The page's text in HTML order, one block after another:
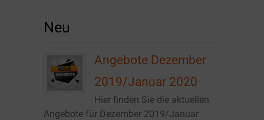
Neu
Angebote Dezember
2019/Januar 2020
Hier finden Sie die aktuellen
Angebote für Dezember 2019/Januar